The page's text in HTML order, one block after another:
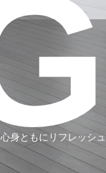
身ともにリフレッシ